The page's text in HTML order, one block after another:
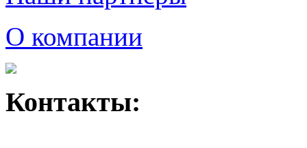
О компании
Контакты: